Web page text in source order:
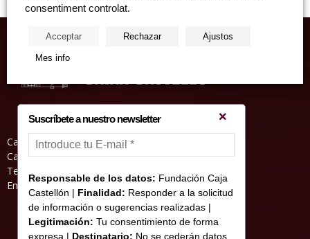
Casa Abadia, Pl. de la Hierba s/nº, 12001
Castelló de la Plana
Teléfono: 964 23 25 51
Email: informacion@fundacioncajacastellon.es
Suscríbete a nuestro newsletter
Responsable de los datos: Fundación Caja
Castellón | Finalidad: Responder a la solicitud
de información o sugerencias realizadas |
Legitimación: Tu consentimiento de forma
expresa | Destinatario: No se cederán datos
consentiment controlat.
Acceptar Rechazar Ajustos
Mes info